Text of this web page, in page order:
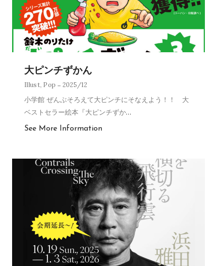
大ピンチずかん
Illust, Pop 2025/12
小学館 ぜんぶそろえて大ピンチにそなえよう！！ 大
ベストセラー絵本『大ピンチずか…
See More Information